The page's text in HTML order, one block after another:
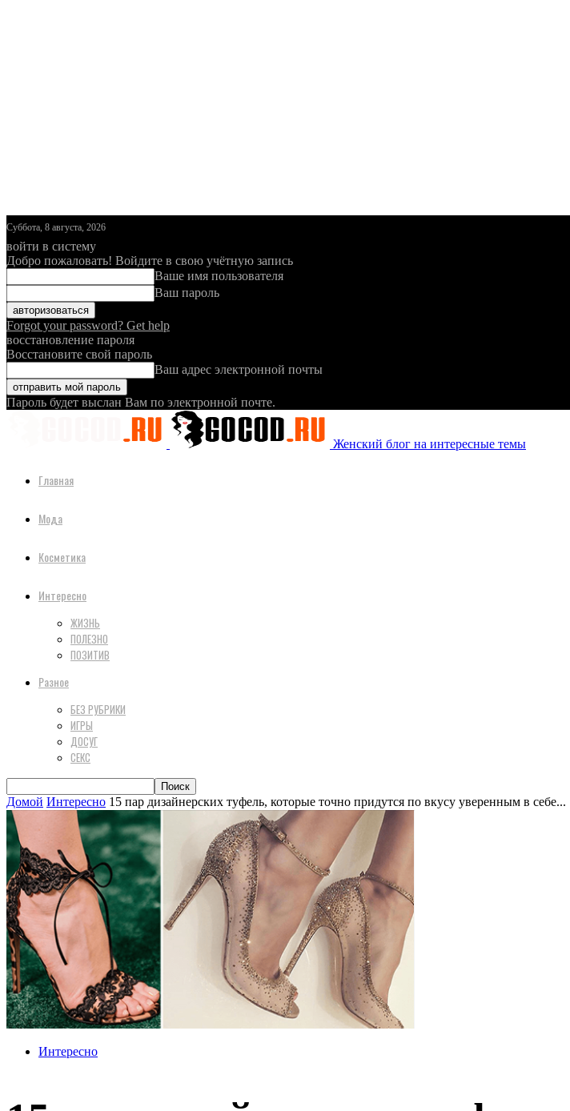
Суббота, 8 августа, 2026
войти в систему
Добро пожаловать! Войдите в свою учётную запись
Ваше имя пользователя
Ваш пароль
Forgot your password? Get help
восстановление пароля
Восстановите свой пароль
Ваш адрес электронной почты
Пароль будет выслан Вам по электронной почте.
Женский блог на интересные темы
Главная
Мода
Косметика
Интересно
ЖИЗНЬ
ПОЛЕЗНО
ПОЗИТИВ
Разное
БЕЗ РУБРИКИ
ИГРЫ
ДОСУГ
СЕКС
Домой Интересно 15 пар дизайнерских туфель, которые точно придутся по вкусу уверенным в себе...
Интересно